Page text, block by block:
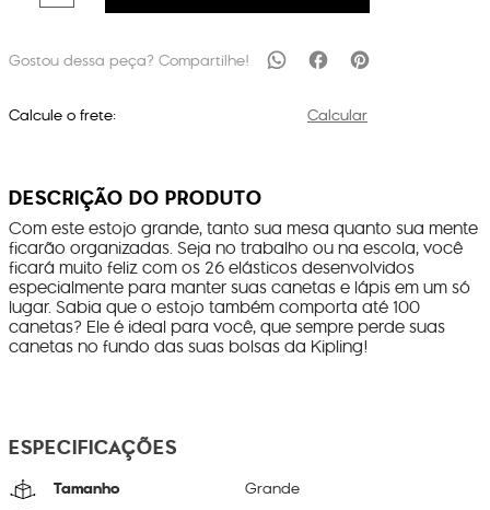
Calcule o frete: Calcular
DESCRIÇÃO DO PRODUTO
Com este estojo grande, tanto sua mesa quanto sua mente
ficarão organizadas. Seja no trabalho ou na escola, você
ficará muito feliz com os 26 elásticos desenvolvidos
especialmente para manter suas canetas e lápis em um só
lugar. Sabia que o estojo também comporta até 100
canetas? Ele é ideal para você, que sempre perde suas
canetas no fundo das suas bolsas da Kipling!
ESPECIFICAÇÕES
Tamanho Grande